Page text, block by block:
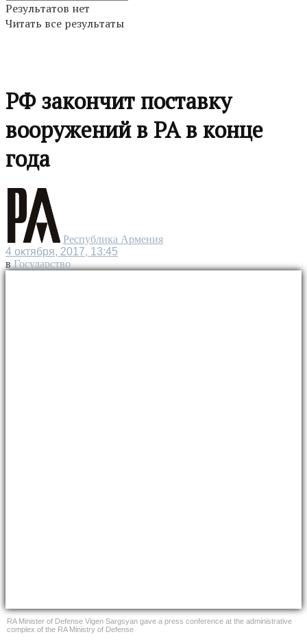
Результатов нет
Читать все результаты
РФ закончит поставку
вооружений в РА в конце
года
Республика Армения
4 октября, 2017, 13:45
в Государство
RA Minister of Defense Vigen Sargsyan gave a press conference at the administrative
complex of the RA Ministry of Defense